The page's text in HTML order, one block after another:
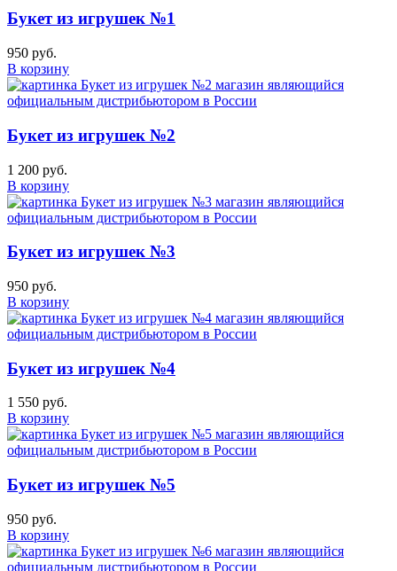
Букет из игрушек №1
950 руб.
В корзину
Букет из игрушек №2
1 200 руб.
В корзину
Букет из игрушек №3
950 руб.
В корзину
Букет из игрушек №4
1 550 руб.
В корзину
Букет из игрушек №5
950 руб.
В корзину